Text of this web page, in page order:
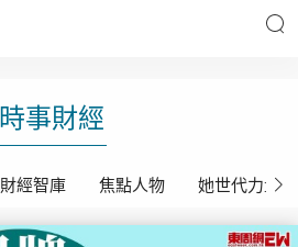
時事財經
財經智庫 焦點人物 她世代力量